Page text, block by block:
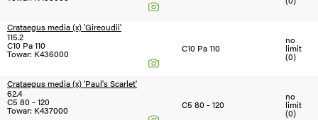
Crataegus media (x) 'Gireoudii'
115.2
C10 Pa 110
Towar: K436000 C10 Pa 110
no
limit
(0)
Crataegus media (x) 'Paul's Scarlet'
62.4
C5 80 - 120
Towar: K437000 C5 80 - 120
no
limit
(0)